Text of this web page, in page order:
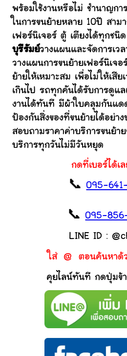
พร้อมใช้งานหรือไม่ ชำนาญก
ในการขนย้ายหลาย 10ปี สา
เฟอร์นิเจอร์ ตู้ เตียงได้ทุกชนิ
บุรีรัมย์วางแผนและจัดการเว
วางแผนการขนย้ายเฟอร์นิเจอ
ย้ายให้เหมาะสม เพื่อไม่ให้เสีย
เกินไป รถทุกคันได้รับการดูแล
งานได้ทันที มีผ้าใบคลุมกันแ
ป้องกันสิ่งของที่ขนย้ายได้อย่า
สอบถามราคาค่าบริการขนย้า
บริการทุกวันไม่มีวันหยุด
กดที่เบอร์ได้เ
📞095-
📞095-
LINE ID :
ใส่ @ ตอนค้นหาด้
คุยไลน์ทันที กดปุ่มข้า